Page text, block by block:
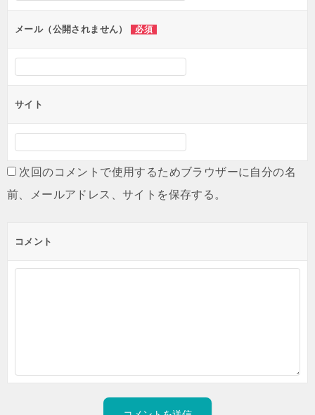
ンメール（公開されません） 必須
サイト
次回のコメントで使用するためブラウザーに自分の名
前、メールアドレス、サイトを保存する。
コメント